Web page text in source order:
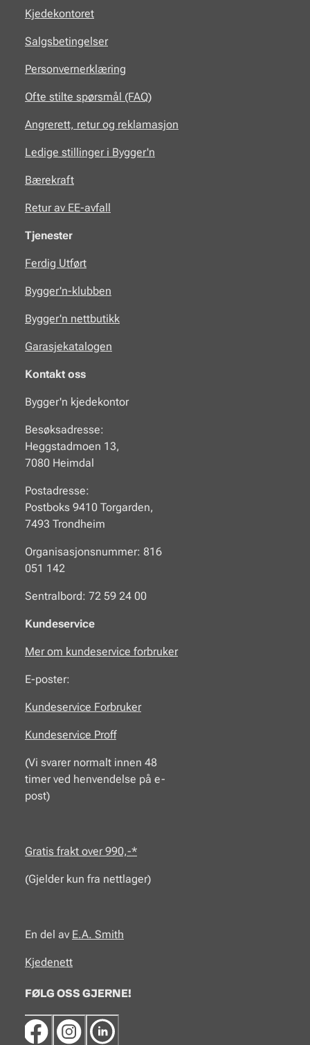
Kjedekontoret
Salgsbetingelser
Personvernerklæring
Ofte stilte spørsmål (FAQ)
Angrerett, retur og reklamasjon
Ledige stillinger i Bygger'n
Bærekraft
Retur av EE-avfall
Tjenester
Ferdig Utført
Bygger'n-klubben
Bygger'n nettbutikk
Garasjekatalogen
Kontakt oss
Bygger'n kjedekontor
Besøksadresse:
Heggstadmoen 13,
7080 Heimdal
Postadresse:
Postboks 9410 Torgarden,
7493 Trondheim
Organisasjonsnummer: 816
051 142
Sentralbord: 72 59 24 00
Kundeservice
Mer om kundeservice forbruker
E-poster:
Kundeservice Forbruker
Kundeservice Proff
(Vi svarer normalt innen 48
timer ved henvendelse på e-
post)
Gratis frakt over 990,-*
(Gjelder kun fra nettlager)
En del av E.A. Smith
Kjedenett
FØLG OSS GJERNE!